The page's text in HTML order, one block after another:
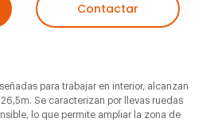
Contactar
para trabajar en interior, alcanzan
Se caracterizan por llevas ruedas
lo que permite ampliar la zona de